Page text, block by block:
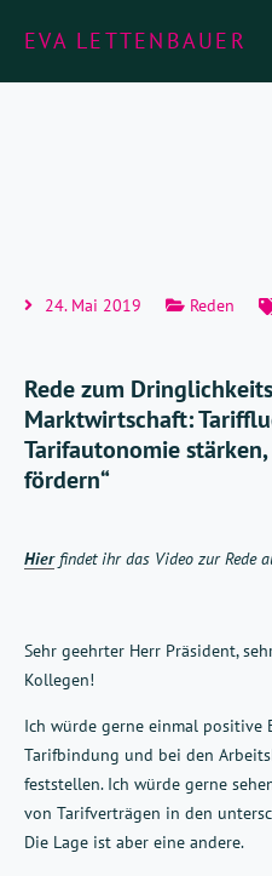
EVA LETTENBAUER
24. Mai 2019 Reden
Rede zum
Marktwirtschaft:
Tarifautonomie
fördern“
Hierfindet ihr das Video zur Rede
Sehr geehrter Herr Präsident,
Kollegen!
Ich würde gerne einmal positive
Tarifbindung und bei den
feststellen. Ich würde gerne
von Tarifverträgen in den
Die Lage ist aber eine andere.